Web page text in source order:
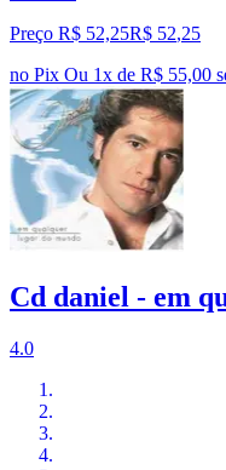
Preço R$ 52,25R$ 52,25
no Pix Ou 1x de R$ 55,00
Cd daniel - em
4.0